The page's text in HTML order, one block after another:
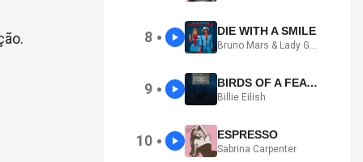
8 ● DIE WITH A SMILE
Bruno Mars & Lady Gaga
9 ● BIRDS OF A FEATHER
Billie Eilish
10 ● ESPRESSO
Sabrina Carpenter